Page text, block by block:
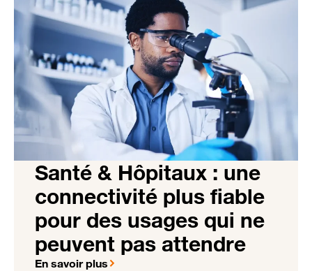
Santé & Hôpitaux : une
connectivité plus fiable
pour des usages qui ne
peuvent pas attendre
En savoir plus